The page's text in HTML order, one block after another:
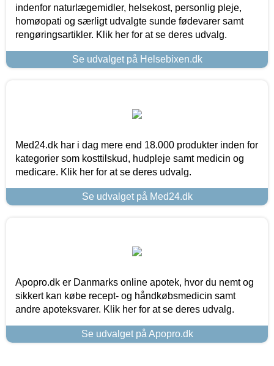
indenfor naturlægemidler, helsekost, personlig pleje,
homøopati og særligt udvalgte sunde fødevarer samt
rengøringsartikler. Klik her for at se deres udvalg.
Se udvalget på Helsebixen.dk
Med24.dk har i dag mere end 18.000 produkter inden for
kategorier som kosttilskud, hudpleje samt medicin og
medicare. Klik her for at se deres udvalg.
Se udvalget på Med24.dk
Apopro.dk er Danmarks online apotek, hvor du nemt og
sikkert kan købe recept- og håndkøbsmedicin samt
andre apoteksvarer. Klik her for at se deres udvalg.
Se udvalget på Apopro.dk